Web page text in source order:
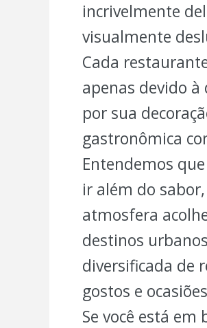
incrivelmente
visualmente
Cada
apenas devido
por sua
gastronômica
Entendemos
ir além do
atmosfera
destinos
diversificada de
gostos e
Se você está